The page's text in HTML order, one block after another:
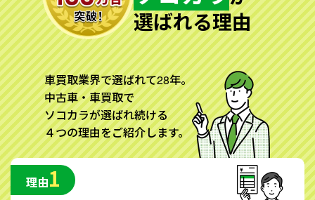
選ばれる理由
車買取業界で選ばれて28年。
中古車・車買取で
ソコカラが選ばれ続ける
４つの理由をご紹介します。
理由1